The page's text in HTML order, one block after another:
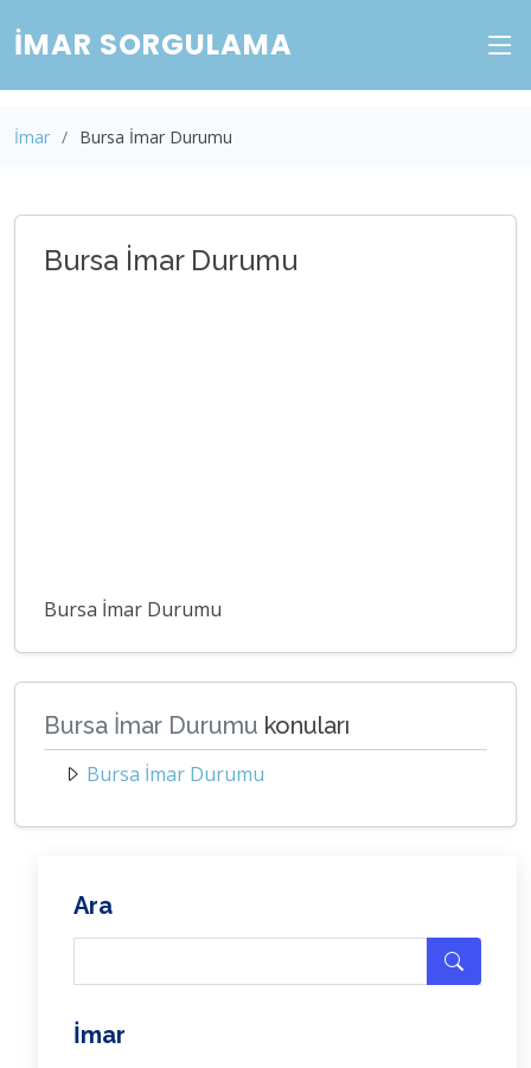
İMAR SORGULAMA
İmar Bursa İmar Durumu
Bursa İmar Durumu
Bursa İmar Durumu
Bursa İmar Durumu konuları
Bursa İmar Durumu
Ara
İmar